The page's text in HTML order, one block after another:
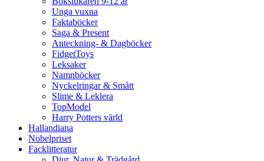
Unga vuxna
Faktaböcker
Saga & Present
Anteckning- & Dagböcker
FidgetToys
Leksaker
Namnböcker
Nyckelringar & Smått
Slime & Leklera
TopModel
Harry Potters värld
Hallandiana
Nobelpriset
Facklitteratur